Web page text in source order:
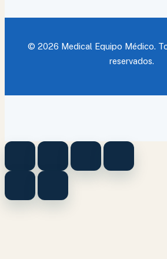
© 2026 Medical Equipo Médico.
reservados.